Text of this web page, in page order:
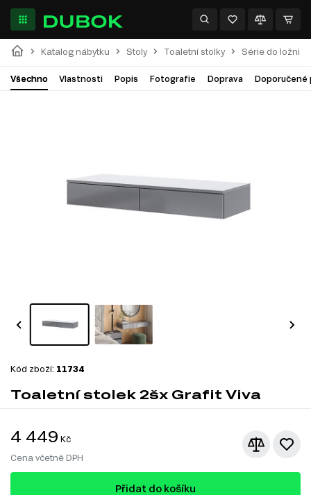
Katalog nábytku Stoly Toaletní stolky Série do ložnice
Všechno Vlastnosti Popis Fotografie Doprava Doporučené
Kód zboží: 11734
Toaletní stolek 2šx Grafit Viva
4 449 Kč
Cena včetně DPH
Přidat do košíku